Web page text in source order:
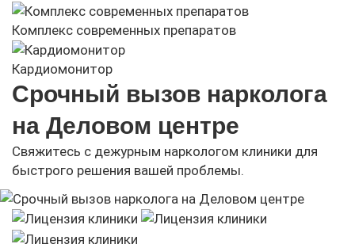
Комплекс современных препаратов
Кардиомонитор
Срочный вызов нарколога
на Деловом центре
Свяжитесь с дежурным наркологом клиники для
быстрого решения вашей проблемы.